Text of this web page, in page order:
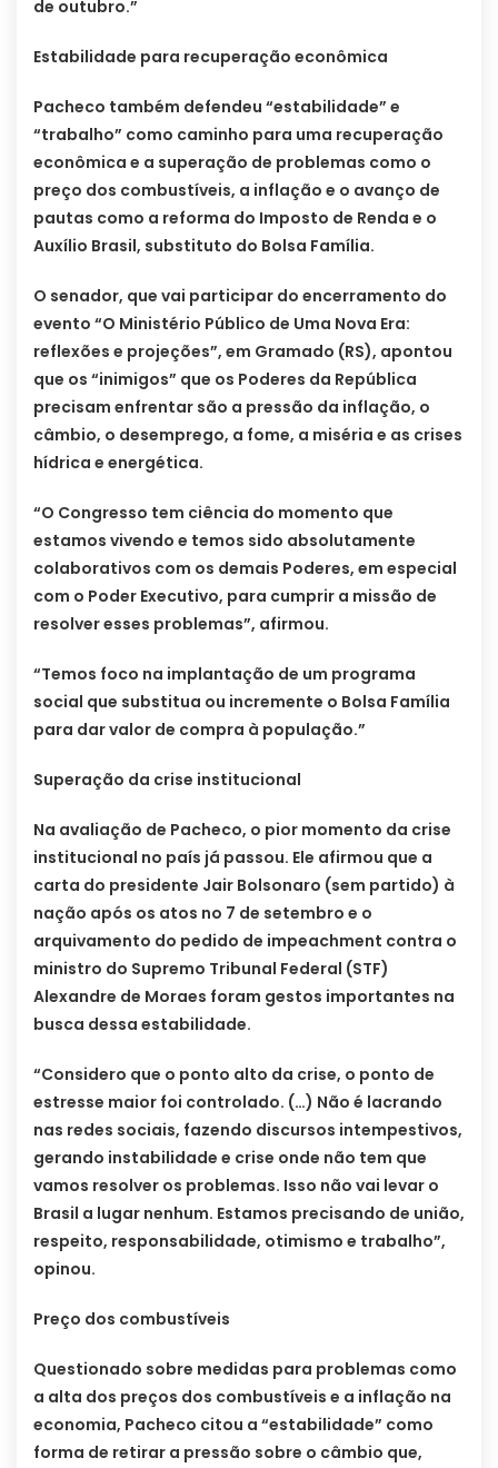
de outubro.”
Estabilidade para recuperação econômica
Pacheco também defendeu “estabilidade” e
“trabalho” como caminho para uma recuperação
econômica e a superação de problemas como o
preço dos combustíveis, a inflação e o avanço de
pautas como a reforma do Imposto de Renda e o
Auxílio Brasil, substituto do Bolsa Família.
O senador, que vai participar do encerramento do
evento “O Ministério Público de Uma Nova Era:
reflexões e projeções”, em Gramado (RS), apontou
que os “inimigos” que os Poderes da República
precisam enfrentar são a pressão da inflação, o
câmbio, o desemprego, a fome, a miséria e as crises
hídrica e energética.
“O Congresso tem ciência do momento que
estamos vivendo e temos sido absolutamente
colaborativos com os demais Poderes, em especial
com o Poder Executivo, para cumprir a missão de
resolver esses problemas”, afirmou.
“Temos foco na implantação de um programa
social que substitua ou incremente o Bolsa Família
para dar valor de compra à população.”
Superação da crise institucional
Na avaliação de Pacheco, o pior momento da crise
institucional no país já passou. Ele afirmou que a
carta do presidente Jair Bolsonaro (sem partido) à
nação após os atos no 7 de setembro e o
arquivamento do pedido de impeachment contra o
ministro do Supremo Tribunal Federal (STF)
Alexandre de Moraes foram gestos importantes na
busca dessa estabilidade.
“Considero que o ponto alto da crise, o ponto de
estresse maior foi controlado. (…) Não é lacrando
nas redes sociais, fazendo discursos intempestivos,
gerando instabilidade e crise onde não tem que
vamos resolver os problemas. Isso não vai levar o
Brasil a lugar nenhum. Estamos precisando de união,
respeito, responsabilidade, otimismo e trabalho”,
opinou.
Preço dos combustíveis
Questionado sobre medidas para problemas como
a alta dos preços dos combustíveis e a inflação na
economia, Pacheco citou a “estabilidade” como
forma de retirar a pressão sobre o câmbio que,